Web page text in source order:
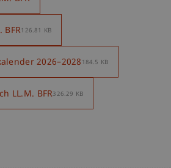
BFR126.81 KB
2026–2028 184.5 KB
LL.M. BFR326.29 KB